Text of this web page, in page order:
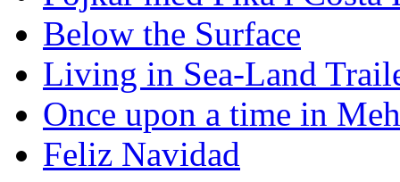
Below the Surface
Living in Sea-Land
Once upon a time in
Feliz Navidad